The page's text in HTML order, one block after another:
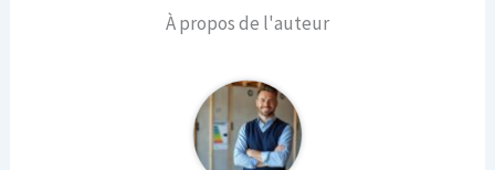
À propos de l'auteur